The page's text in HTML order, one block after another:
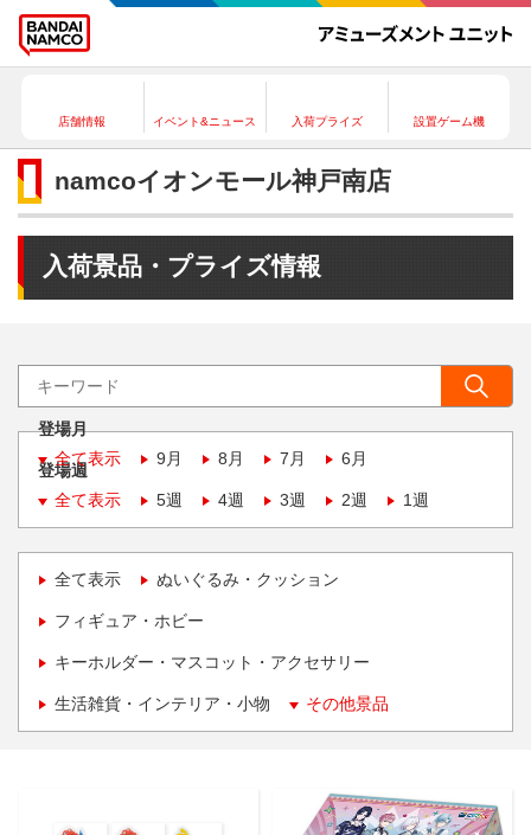
店舗情報 イベント&ニュース 入荷プライズ 設置ゲーム機
namcoイオンモール神戸南店
入荷景品・プライズ情報
登場月
全て表示
9月 8月 7月 6月
登場週
全て表示
5週 4週 3週 2週 1週
全て表示 ぬいぐるみ・クッション
フィギュア・ホビー
キーホルダー・マスコット・アクセサリー
生活雑貨・インテリア・小物 その他景品